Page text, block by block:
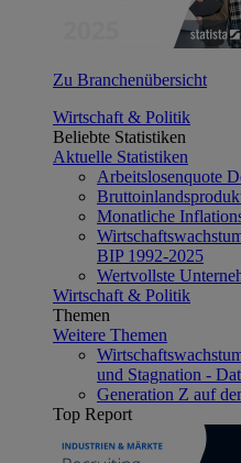
Zu Branchenübersicht
Wirtschaft & Politik
Beliebte Statistiken
Aktuelle Statistiken
Arbeitslosenquote
Monatliche
BIP 1992-2025
Wertvollste
Wirtschaft & Politik
Themen
Weitere Themen
und Stagnation -
Generation Z auf
Top Report